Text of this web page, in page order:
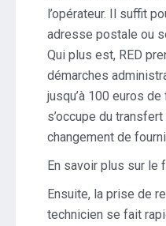
l’opérateur. Il suffit
adresse postale ou
Qui plus est, RED
démarches
jusqu’à 100 euros
s’occupe du
changement de
En savoir plus sur le
Ensuite, la prise de
technicien se fait